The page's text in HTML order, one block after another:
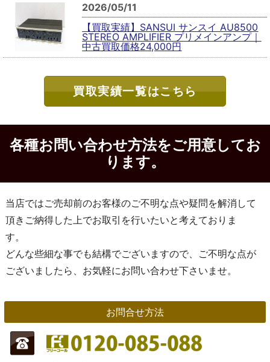
2026/05/11
【買取実績】SANSUI サンスイ AU8500
STEREO AMPLIFIER プリメインアンプ｜
中古買取価格24,000円
買取実績一覧はこちら
各種お問い合わせ方法をご用意してお
ります。
当店ではご売却前のお客様のご不明な点や疑問を解消して
頂きご納得した上でお取引を行いたいと考えておりま
す。
どんな些細な事でも結構でございますので、ご不明な点が
ございましたら、お気軽にお問い合わせ下さいませ。
お問合せ方法